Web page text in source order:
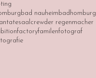
bad nauheimbadhomburg
crewder regenmacher
factoryfamilenfotograf